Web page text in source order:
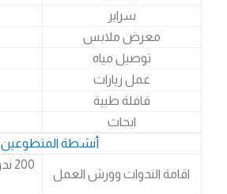
سراير
معرض ملابس
توصيل مياه
عمل زيارات
قافلة طبية
ابحاث
أنشطة المتطوعين
اقامة الندوات وورش العمل